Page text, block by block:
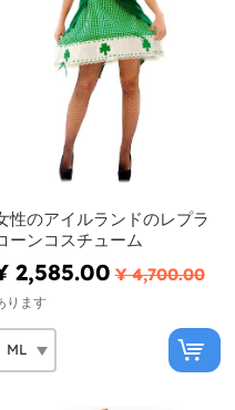
性のアイルランドのレプラ
ーンコスチューム
2,585.00 ¥ 4,700.00
ります